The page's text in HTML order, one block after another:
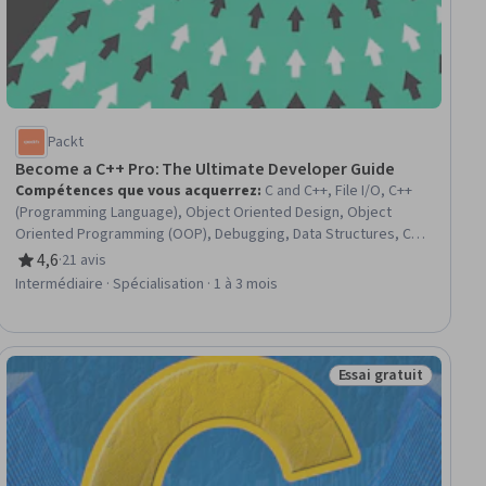
Packt
Become a C++ Pro: The Ultimate Developer Guide
Compétences que vous acquerrez: C and C++, File I/O, C++
(Programming Language), Object Oriented Design, Object
Oriented Programming (OOP), Debugging, Data Structures, C
(Programming Language), Code Reusability, Development
Environment, Program Development, Programming Principles,
Computer Programming, Memory Management, Computer
Environments, Algorithms, Functional Design, Data Management
4,6
évaluation, 4,6 sur 5 étoiles
·21 avis
Intermédiaire · Spécialisation · 1 à 3 mois
Statut : Essai
Essai gratuit